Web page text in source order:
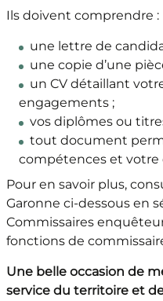
Ils doivent comprendre :
une lettre de
une copie d’une
un CV détaillant
engagements ;
vos diplômes ou
tout document
compétences et votre
Pour en savoir plus,
Garonne ci-dessous en
Commissaires
fonctions de
Une belle occasion de
service du territoire et